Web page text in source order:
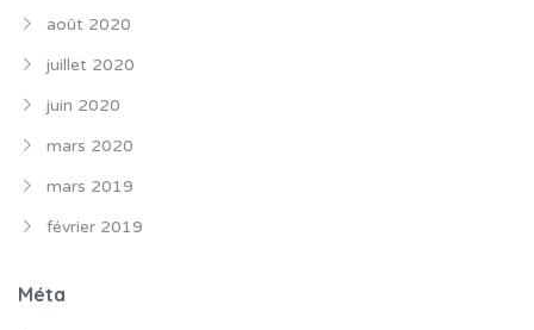
août 2020
juillet 2020
juin 2020
mars 2020
mars 2019
février 2019
Méta